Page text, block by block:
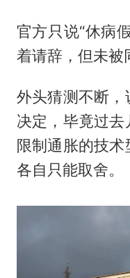
官方只说“休病
着请辞，但未被
外头猜测不断，
决定，毕竟过去
限制通胀的技术
各自只能取舍。